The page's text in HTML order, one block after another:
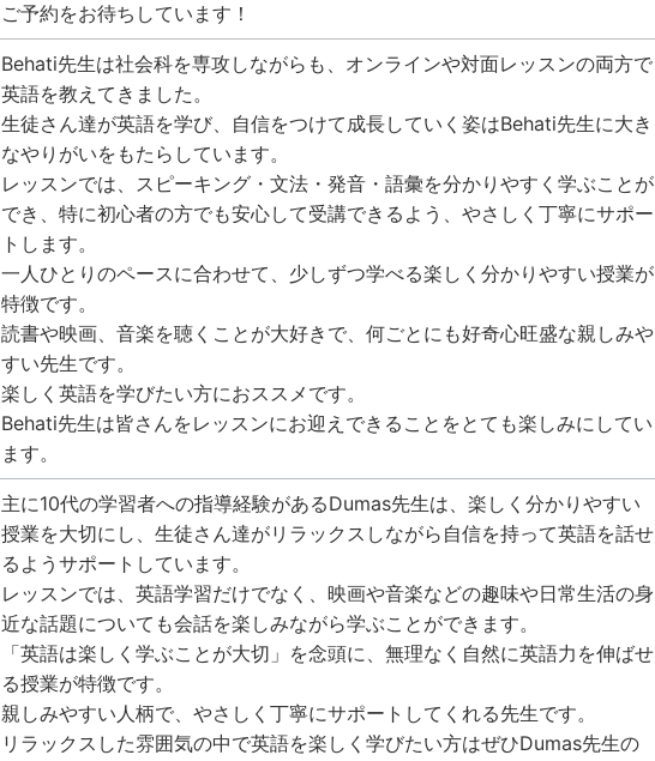
ご予約をお待ちしています！
Behati先生は社会科を専攻しながらも、オンラインや対面レッスンの両方で
英語を教えてきました。
生徒さん達が英語を学び、自信をつけて成長していく姿はBehati先生に大き
なやりがいをもたらしています。
レッスンでは、スピーキング・文法・発音・語彙を分かりやすく学ぶことが
でき、特に初心者の方でも安心して受講できるよう、やさしく丁寧にサポー
トします。
一人ひとりのペースに合わせて、少しずつ学べる楽しく分かりやすい授業が
特徴です。
読書や映画、音楽を聴くことが大好きで、何ごとにも好奇心旺盛な親しみや
すい先生です。
楽しく英語を学びたい方におススメです。
Behati先生は皆さんをレッスンにお迎えできることをとても楽しみにしてい
ます。
主に10代の学習者への指導経験があるDumas先生は、楽しく分かりやすい
授業を大切にし、生徒さん達がリラックスしながら自信を持って英語を話せ
るようサポートしています。
レッスンでは、英語学習だけでなく、映画や音楽などの趣味や日常生活の身
近な話題についても会話を楽しみながら学ぶことができます。
「英語は楽しく学ぶことが大切」を念頭に、無理なく自然に英語力を伸ばせ
る授業が特徴です。
親しみやすい人柄で、やさしく丁寧にサポートしてくれる先生です。
リラックスした雰囲気の中で英語を楽しく学びたい方はぜひDumas先生の